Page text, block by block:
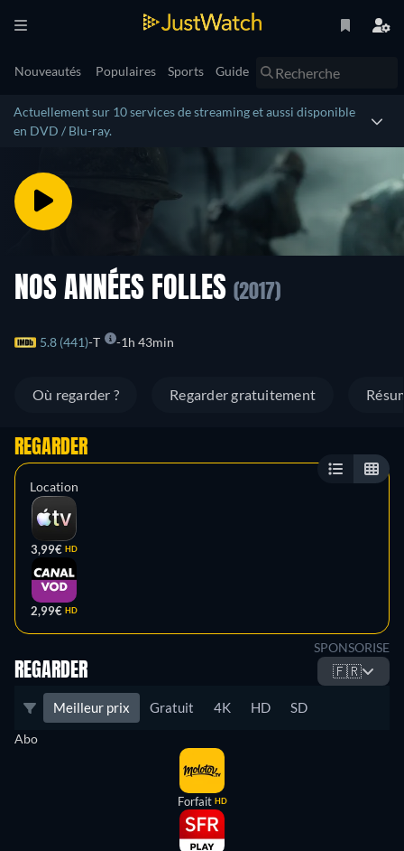
Nouveautés Populaires Sports Guide
Actuellement sur 10 services de streaming et aussi disponible
en DVD / Blu-ray.
NOS ANNÉES FOLLES (2017)
5.8 (441) T 1h 43min
Où regarder ? Regarder gratuitement
REGARDER
Location
3,99€ HD
2,99€ HD
SPONSORISE
REGARDER 🇫🇷
Meilleur prix Gratuit 4K HD SD
Abo
Forfait HD